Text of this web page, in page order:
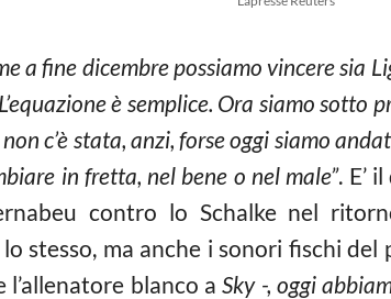
a fine dicembre possiamo vincere sia
è semplice. Ora siamo sotto
c’è stata, anzi, forse oggi siamo
in fretta, nel bene o nel male”. E’
contro lo Schalke nel
stesso, ma anche i sonori fischi del
l’allenatore blanco a Sky -, oggi